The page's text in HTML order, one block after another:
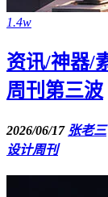
1.4w
资讯/神器/
周刊第三波
2026/06/17 张老三
设计周刊